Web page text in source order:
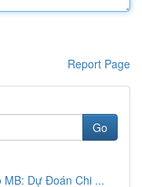
Report Page
Go
MB: Dự Đoán Chi ...